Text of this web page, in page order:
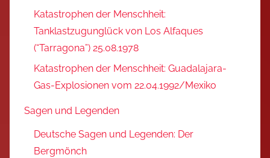
Katastrophen der Menschheit:
Tanklastzugunglück von Los Alfaques
(“Tarragona”) 25.08.1978
Katastrophen der Menschheit: Guadalajara-
Gas-Explosionen vom 22.04.1992/Mexiko
Sagen und Legenden
Deutsche Sagen und Legenden: Der
Bergmönch